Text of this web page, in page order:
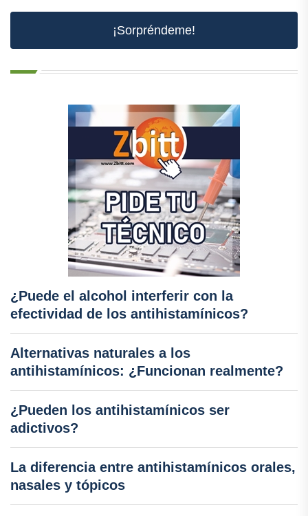
¡Sorpréndeme!
¿Puede el alcohol interferir con la
efectividad de los antihistamínicos?
Alternativas naturales a los
antihistamínicos: ¿Funcionan realmente?
¿Pueden los antihistamínicos ser
adictivos?
La diferencia entre antihistamínicos orales,
nasales y tópicos